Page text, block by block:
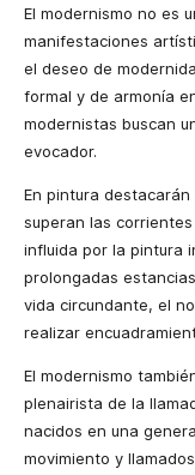
El modernismo no es
manifestaciones
el deseo de
formal y de armonía
modernistas buscan
evocador.
En pintura destacarán
superan las
influida por la pintura
prolongadas
vida circundante, el
realizar
El modernismo
plenairista de la
nacidos en una
movimiento y